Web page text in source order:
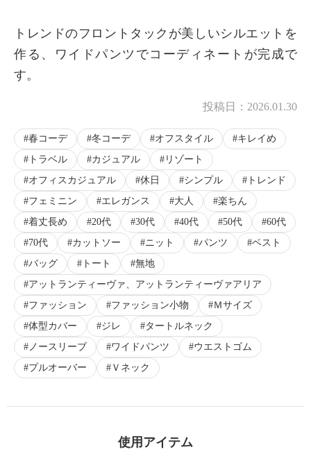
トレンドのフロントタックが美しいシルエットを
作る、ワイドパンツでコーディネートが完成で
す。
投稿日： 2026.01.30
春コーデ 冬コーデ オフスタイル
キレイめ
トラベル
カジュアル
リゾート
オフィスカジュアル
休日 シンプル
トレンド
フェミニン
エレガンス 大人
楽ちん
着丈長め
20代 30代 40代 50代
60代
70代
カットソー ニット パンツ
ベスト
バッグ
トート
無地
アットランティーヴァ、アットランティーヴァアリア
ファッション
ファッション小物
Ｍサイズ
体型カバー
ジレ
タートルネック
ノースリーブ
ワイドパンツ
ウエストゴム
プルオーバー
Ｖネック
使用アイテム